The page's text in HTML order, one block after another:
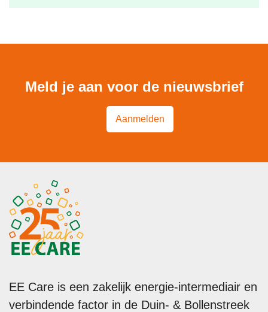
Meld je aan voor de nieuwsbrief
Aanmelden
EE Care is een zakelijk energie-intermediair en
verbindende factor in de Duin- & Bollenstreek